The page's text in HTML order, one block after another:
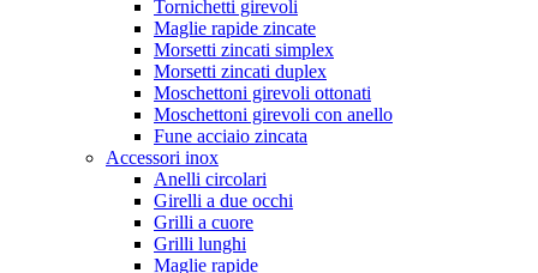
Tornichetti girevoli
Maglie rapide zincate
Morsetti zincati simplex
Morsetti zincati duplex
Moschettoni girevoli ottonati
Moschettoni girevoli con anello
Fune acciaio zincata
Accessori inox
Anelli circolari
Girelli a due occhi
Grilli a cuore
Grilli lunghi
Maglie rapide